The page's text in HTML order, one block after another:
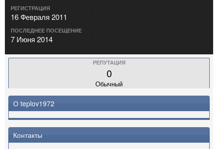
РЕГИСТРАЦИЯ
16 Февраля 2011
ПОСЛЕДНЕЕ ПОСЕЩЕНИЕ
7 Июня 2014
РЕПУТАЦИЯ
0
Обычный
О teplov1972
Контакты